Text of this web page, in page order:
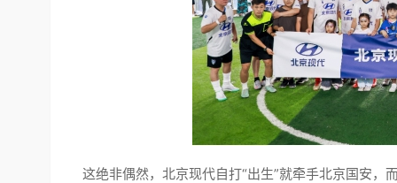
这绝非偶然，北京现代自打“出生”就牵手北京国安